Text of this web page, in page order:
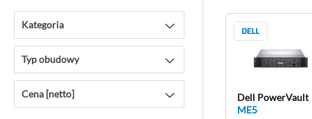
Dell PowerVault
ME5
Kategoria
Typ obudowy
Cena [netto]